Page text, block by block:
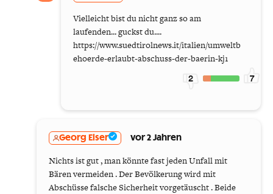
Vielleicht bist du nicht ganz so am
laufenden... guckst du....
https://www.suedtirolnews.it/italien/umweltb
ehoerde-erlaubt-abschuss-der-baerin-kj1
2 7
Georg Elser vor 2 Jahren
Nichts ist gut , man könnte fast jeden Unfall mit
Bären vermeiden . Der Bevölkerung wird mit
Abschüsse falsche Sicherheit vorgetäuscht . Beide